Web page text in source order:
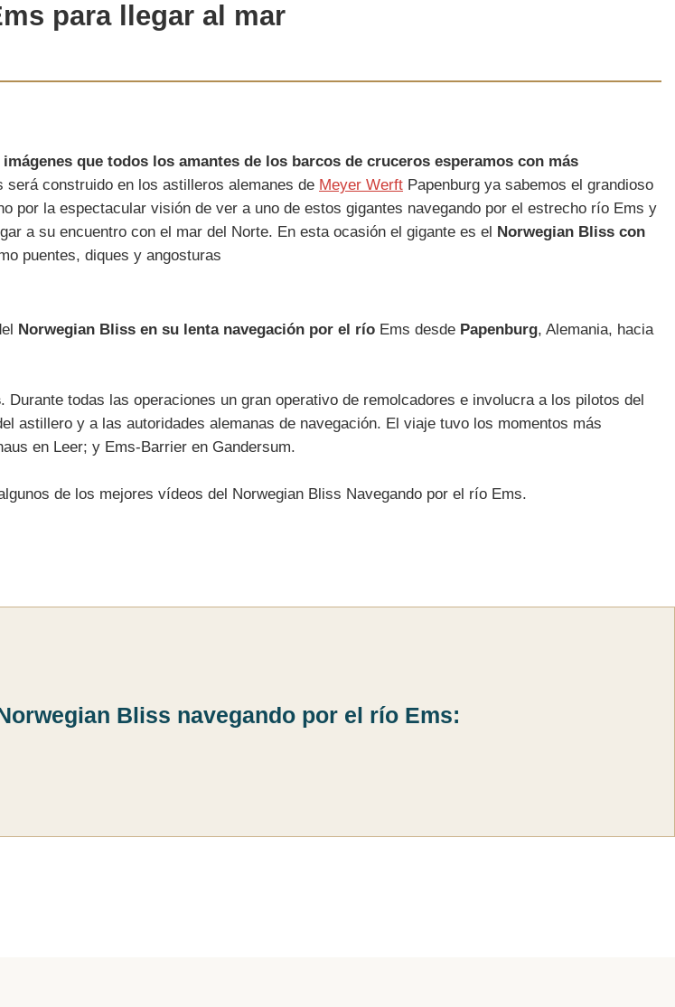
para llegar al mar
imágenes que todos los amantes de los barcos de cruceros esperamos con más
construido en los astilleros alemanes de Meyer Werft Papenburg ya sabemos el grandioso
por la espectacular visión de ver a uno de estos gigantes navegando por el estrecho río Ems y
a su encuentro con el mar del Norte. En esta ocasión el gigante es el
Norwegian Bliss con
puentes, diques y angosturas
Norwegian Bliss en su lenta navegación por el río Ems desde Papenburg, Alemania, hacia
. Durante todas las operaciones un gran operativo de remolcadores e involucra a los pilotos del
astillero y a las autoridades alemanas de navegación. El viaje tuvo los momentos más
en Leer; y Ems-Barrier en Gandersum.
de los mejores vídeos del Norwegian Bliss Navegando por el río Ems.
Bliss navegando por el río Ems: